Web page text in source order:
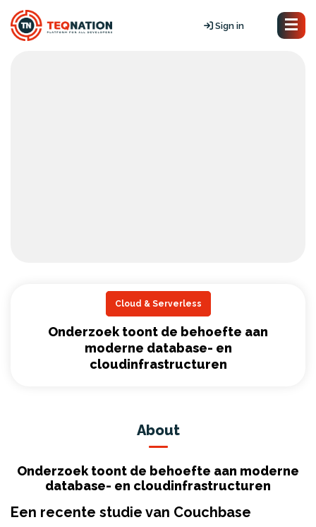
Sign in
Cloud & Serverless
Onderzoek toont de behoefte aan
moderne database- en
cloudinfrastructuren
About
Onderzoek toont de behoefte aan moderne
database- en cloudinfrastructuren
Een recente studie van Couchbase